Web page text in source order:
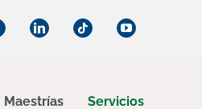
FacebookLinkedIn Tiktok YouTube
Maestrías Servicios